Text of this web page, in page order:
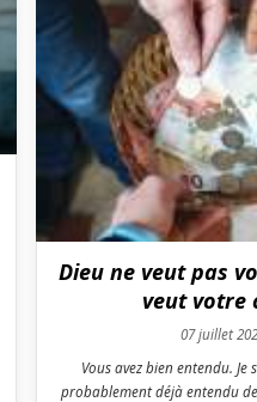
Dieu ne veut pas
veut votre
07 juillet
Vous avez bien entendu. Je
probablement déjà entendu